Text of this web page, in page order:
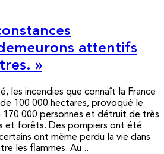
attentifs
»
les incendies que connaît la France
100 000 hectares, provoqué le
000 personnes et détruit de très
et forêts. Des pompiers ont été
ont même perdu la vie dans
les flammes. Au...